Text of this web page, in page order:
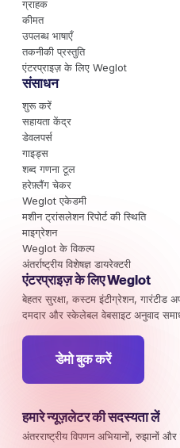
ग्राहक
कीमत
उपलब्ध भाषाएँ
तकनीकी प्रस्तुति
एंटरप्राइज़ के लिए Weglot
संसाधन
शुरू करें
सहायता केंद्र
डेवलपर्स
गाइड्स
शब्द गणना टूल
हरेफ़्लैंग चेकर
Weglot एकेडमी
मशीन ट्रांसलेशन रिपोर्ट की स्थिति
माइग्रेशन
Weglot के विकल्प
अंतर्राष्ट्रीय विशेषज्ञ डायरेक्टरी
एंटरप्राइज़ के लिए Weglot
बेहतर सुरक्षा, कस्टम इंटीग्रेशन,
दमदार और स्केलेबल वेबसाइट अनुवाद
डेमो बुक करें
हमारे न्यूज़लेटर की सदस्यता लें
अंतरराष्ट्रीय विपणन अभियानों, रुझानों